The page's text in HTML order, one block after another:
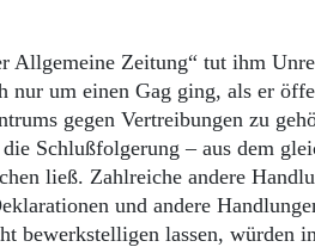
Impressum
Allgemeine Zeitung“ tut ihm
nur um einen Gag ging, als er
gegen Vertreibungen zu
Schlußfolgerung – aus dem
ließ. Zahlreiche andere
und andere
bewerkstelligen lassen, würden